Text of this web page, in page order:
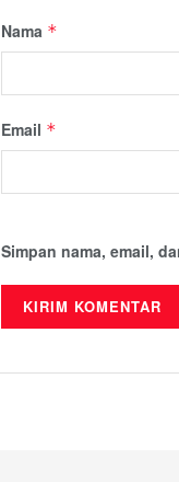
Nama *
Email *
Simpan nama, email,